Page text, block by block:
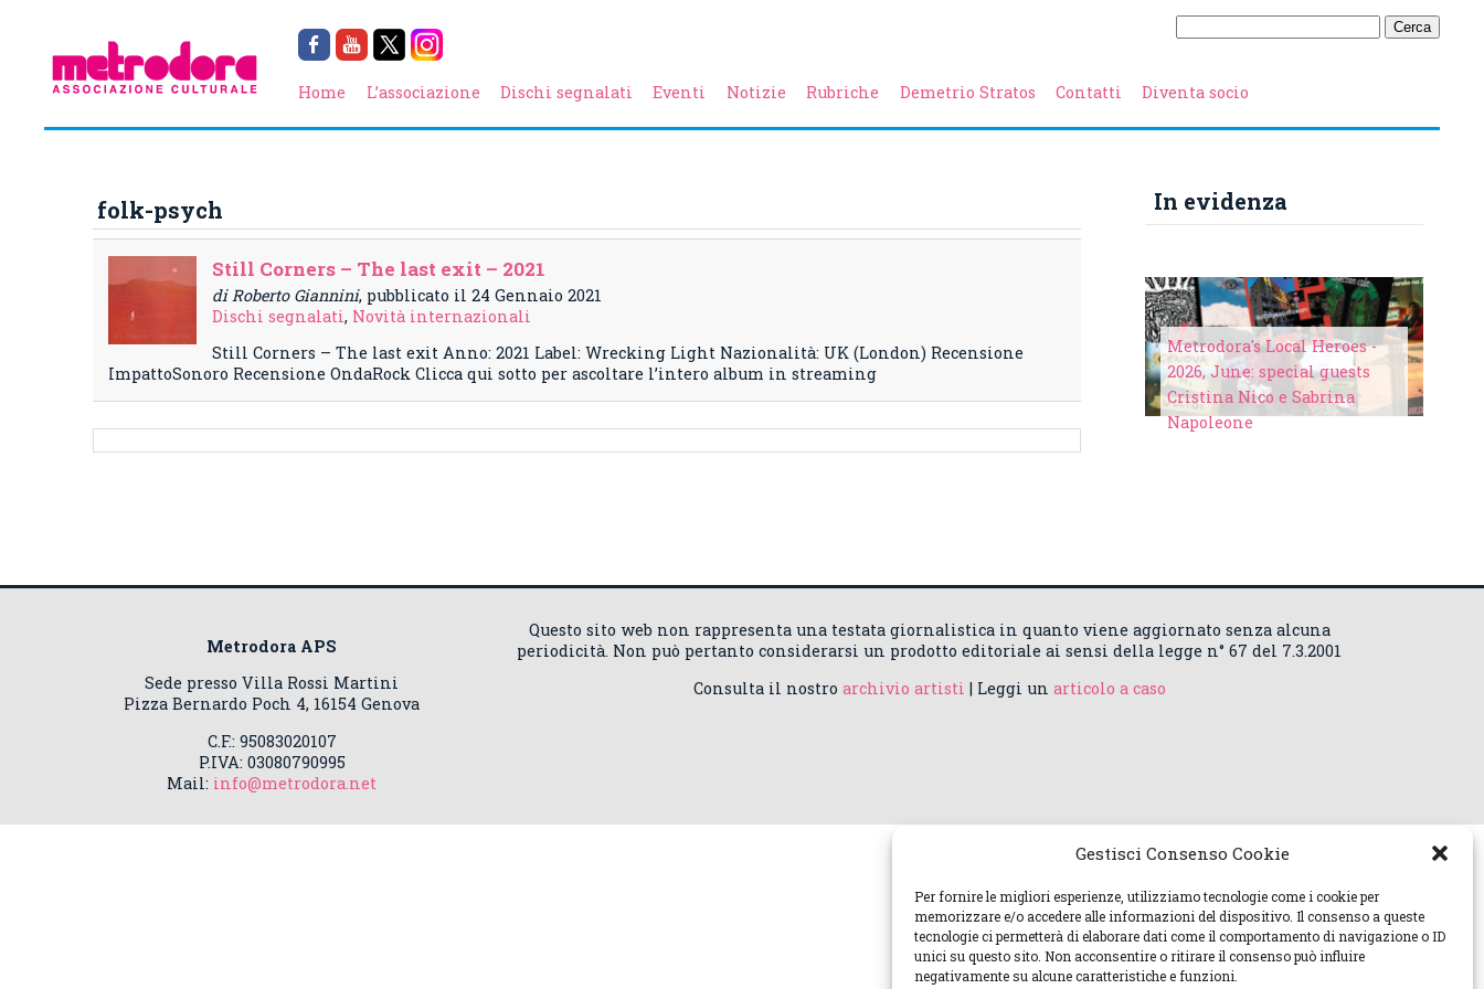
Gestisci Consenso Cookie
Per fornire le migliori esperienze, utilizziamo tecnologie come i cookie per
memorizzare e/o accedere alle informazioni del dispositivo. Il consenso a queste
tecnologie ci permetterà di elaborare dati come il comportamento di navigazione o ID
unici su questo sito. Non acconsentire o ritirare il consenso può influire
negativamente su alcune caratteristiche e funzioni.
Home L’associazione Dischi segnalati Eventi Notizie Rubriche Demetrio Stratos Contatti Diventa socio
folk-psych
Still Corners – The last exit – 2021
di Roberto Giannini, pubblicato il 24 Gennaio 2021
Dischi segnalati, Novità internazionali
Still Corners – The last exit Anno: 2021 Label: Wrecking Light Nazionalità: UK (London) Recensione
ImpattoSonoro Recensione OndaRock Clicca qui sotto per ascoltare l’intero album in streaming
In evidenza
Metrodora's Local Heroes -
2026, June: special guests
Cristina Nico e Sabrina
Napoleone
Metrodora APS
Sede presso Villa Rossi Martini
Pizza Bernardo Poch 4, 16154 Genova
C.F.: 95083020107
P.IVA: 03080790995
Mail: info@metrodora.net
Questo sito web non rappresenta una testata giornalistica in quanto viene aggiornato senza alcuna
periodicità. Non può pertanto considerarsi un prodotto editoriale ai sensi della legge n° 67 del 7.3.2001
Consulta il nostro archivio artisti | Leggi un articolo a caso